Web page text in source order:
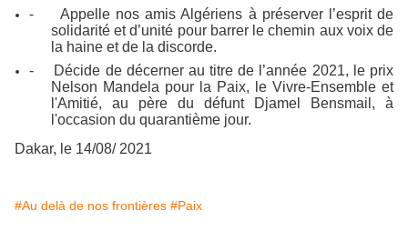
-
Appelle nos amis Algériens à préserver l’esprit de
solidarité et d’unité pour barrer le chemin aux voix de
la haine et de la discorde.
-
Décide de décerner au titre de l’année 2021, le prix
Nelson Mandela pour la Paix, le Vivre-Ensemble et
l'Amitié, au père du défunt Djamel Bensmail, à
l'occasion du quarantième jour.
Dakar, le 14/08/ 2021
#Au delà de nos frontières #Paix